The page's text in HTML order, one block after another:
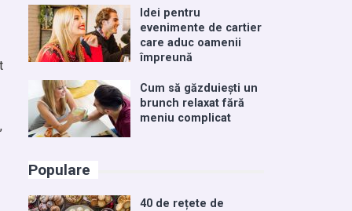
Idei pentru
evenimente de cartier
care aduc oamenii
împreună
Cum să găzduiești un
brunch relaxat fără
meniu complicat
Populare
40 de rețete de